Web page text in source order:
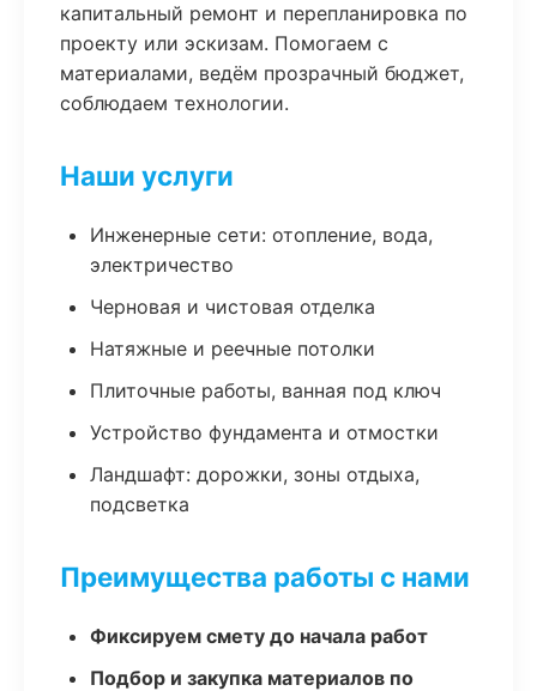
капитальный ремонт и перепланировка по
проекту или эскизам. Помогаем с
материалами, ведём прозрачный бюджет,
соблюдаем технологии.
Наши услуги
Инженерные сети: отопление, вода,
электричество
Черновая и чистовая отделка
Натяжные и реечные потолки
Плиточные работы, ванная под ключ
Устройство фундамента и отмостки
Ландшафт: дорожки, зоны отдыха,
подсветка
Преимущества работы с нами
Фиксируем смету до начала работ
Подбор и закупка материалов по